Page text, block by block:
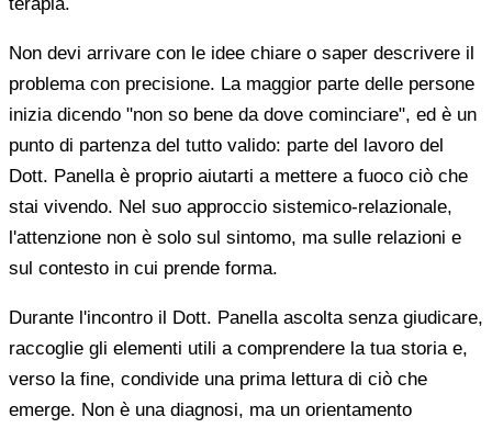
Non devi arrivare con le idee chiare o saper descrivere il
problema con precisione. La maggior parte delle persone
inizia dicendo "non so bene da dove cominciare", ed è un
punto di partenza del tutto valido: parte del lavoro del
Dott. Panella è proprio aiutarti a mettere a fuoco ciò che
stai vivendo. Nel suo approccio sistemico-relazionale,
l'attenzione non è solo sul sintomo, ma sulle relazioni e
sul contesto in cui prende forma.
Durante l'incontro il Dott. Panella ascolta senza giudicare,
raccoglie gli elementi utili a comprendere la tua storia e,
verso la fine, condivide una prima lettura di ciò che
emerge. Non è una diagnosi, ma un orientamento